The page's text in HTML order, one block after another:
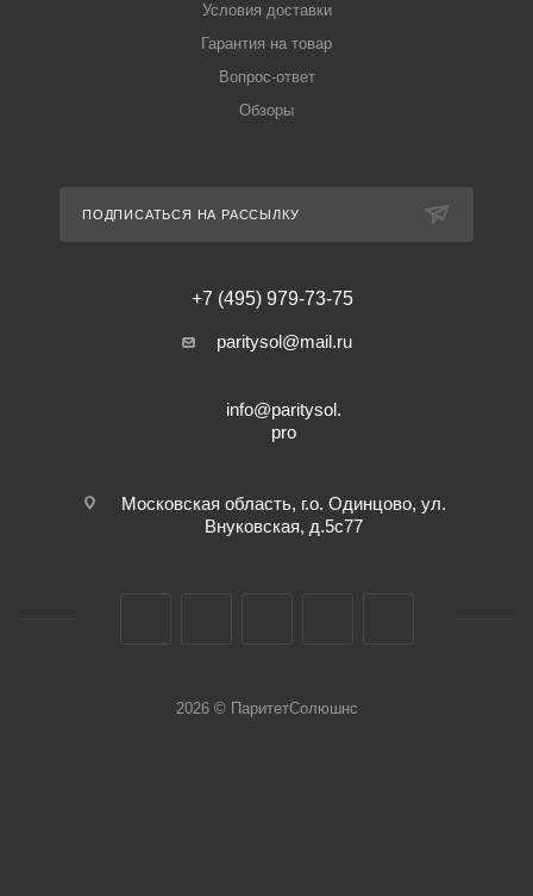
Условия доставки
Гарантия на товар
Вопрос-ответ
Обзоры
ПОДПИСАТЬСЯ НА РАССЫЛКУ
+7 (495) 979-73-75
paritysol@mail.ru
info@paritysol.
pro
Московская область, г.о. Одинцово, ул.
Внуковская, д.5с77
2026 © ПаритетСолюшнс